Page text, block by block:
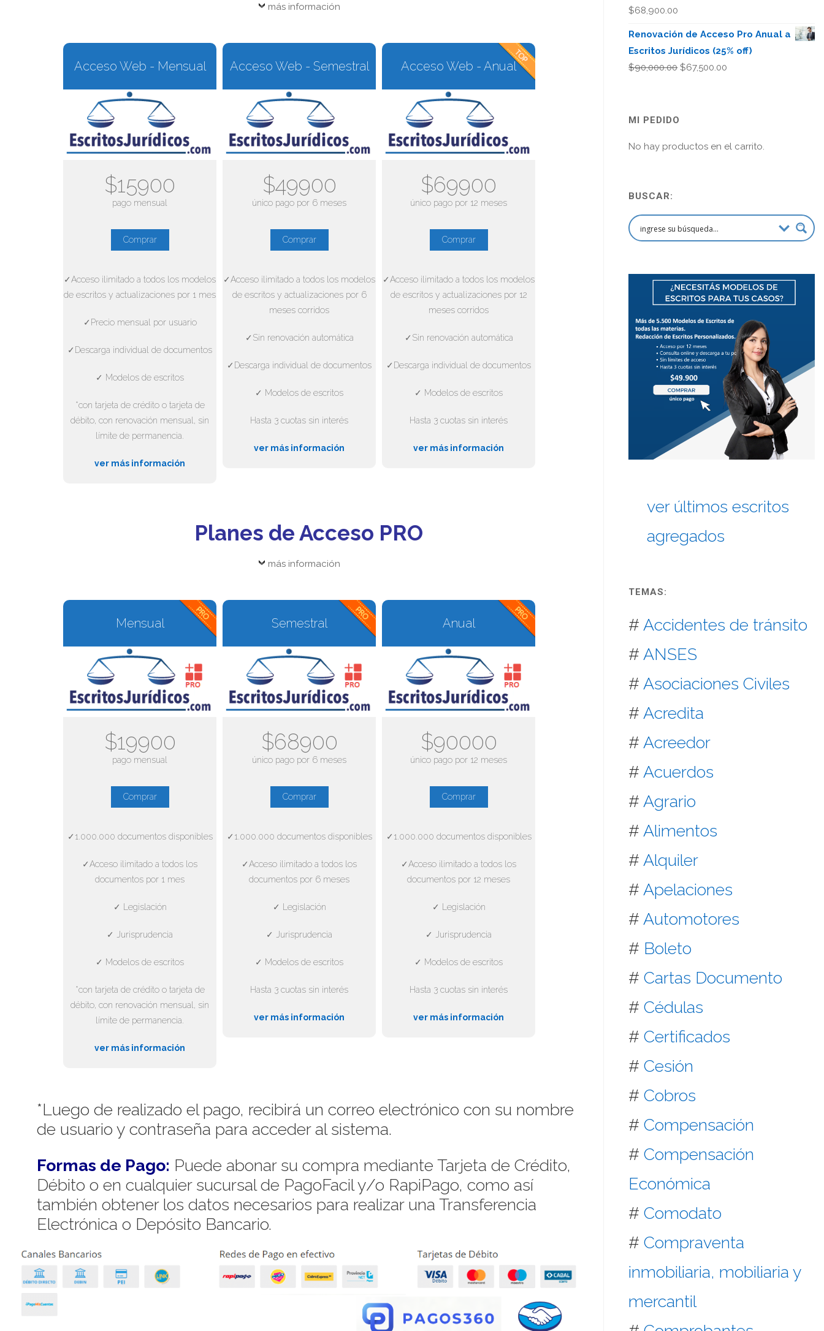
más información
Acceso Web - Mensual
$15900
pago mensual
Comprar
✓Acceso ilimitado a todos los modelos
de escritos y actualizaciones por 1 mes
✓Precio mensual por usuario
✓Descarga individual de documentos
✓ Modelos de escritos
*con tarjeta de crédito o tarjeta de
débito, con renovación mensual, sin
límite de permanencia.
ver más información
Acceso Web - Semestral
$49900
único pago por 6 meses
Comprar
✓Acceso ilimitado a todos los modelos
de escritos y actualizaciones por 6
meses corridos
✓Sin renovación automática
✓Descarga individual de documentos
✓ Modelos de escritos
Hasta 3 cuotas sin interés
ver más información
Acceso Web - Anual
$69900
único pago por 12 meses
Comprar
✓Acceso ilimitado a todos los modelos
de escritos y actualizaciones por 12
meses corridos
✓Sin renovación automática
✓Descarga individual de documentos
✓ Modelos de escritos
Hasta 3 cuotas sin interés
ver más información
Planes de Acceso PRO
más información
Mensual
$19900
pago mensual
Comprar
✓1.000.000 documentos disponibles
✓Acceso ilimitado a todos los
documentos por 1 mes
✓ Legislación
✓ Jurisprudencia
✓ Modelos de escritos
*con tarjeta de crédito o tarjeta de
débito, con renovación mensual, sin
límite de permanencia.
ver más información
Semestral
$68900
único pago por 6 meses
Comprar
✓1.000.000 documentos disponibles
✓Acceso ilimitado a todos los
documentos por 6 meses
✓ Legislación
✓ Jurisprudencia
✓ Modelos de escritos
Hasta 3 cuotas sin interés
ver más información
Anual
$90000
único pago por 12 meses
Comprar
✓1.000.000 documentos disponibles
✓Acceso ilimitado a todos los
documentos por 12 meses
✓ Legislación
✓ Jurisprudencia
✓ Modelos de escritos
Hasta 3 cuotas sin interés
ver más información
*Luego de realizado el pago, recibirá un correo electrónico con su nombre
de usuario y contraseña para acceder al sistema.
Formas de Pago: Puede abonar su compra mediante Tarjeta de Crédito,
Débito o en cualquier sucursal de PagoFacil y/o RapiPago, como así
también obtener los datos necesarios para realizar una Transferencia
Electrónica o Depósito Bancario.
$68,900.00
Renovación de Acceso Pro Anual a
Escritos Jurídicos (25% off)
$90,000.00 El
$67,500.00
MI PEDIDO
No hay productos en el carrito.
BUSCAR:
ver últimos escritos
agregados
TEMAS:
# Accidentes de tránsito
# ANSES
# Asociaciones Civiles
# Acredita
# Acreedor
# Acuerdos
# Agrario
# Alimentos
# Alquiler
# Apelaciones
# Automotores
# Boleto
#Cartas Documento
#Cédulas
#Certificados
#Cesión
#Cobros
#Compensación
#Compensación
Económica
#Comodato
#Compraventa
inmobiliaria, mobiliaria y
mercantil